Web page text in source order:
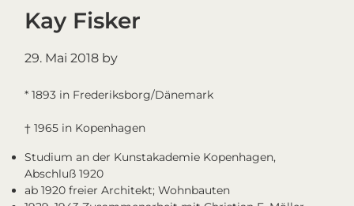
Kay Fisker
29. Mai 2018 by
* 1893 in Frederiksborg/Dänemark
† 1965 in Kopenhagen
Studium an der Kunstakademie Kopenhagen,
Abschluß 1920
ab 1920 freier Architekt; Wohnbauten